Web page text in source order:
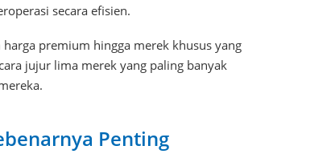
secara efisien.
premium hingga merek khusus yang
jujur ​​lima merek yang paling banyak
Penting